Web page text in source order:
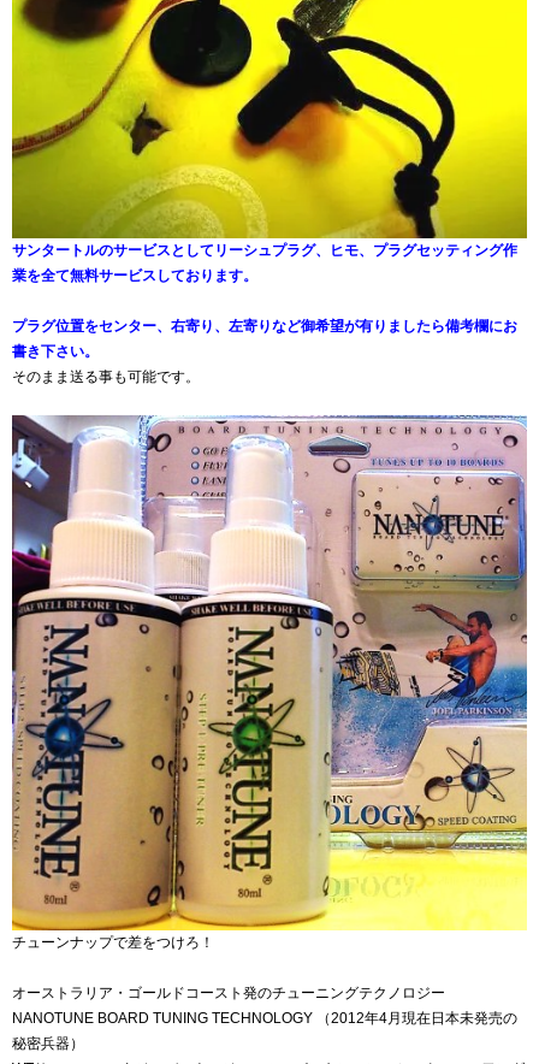
サンタートルのサービスとしてリーシュプラグ、ヒモ、プラグセッティング作
業を全て無料サービスしております。
プラグ位置をセンター、右寄り、左寄りなど御希望が有りましたら備考欄にお
書き下さい。
そのまま送る事も可能です。
チューンナップで差をつけろ！
オーストラリア・ゴールドコースト発のチューニングテクノロジー
NANOTUNE BOARD TUNING TECHNOLOGY （2012年4月現在日本未発売の
秘密兵器）